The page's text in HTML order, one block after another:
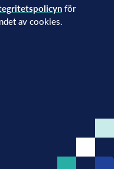
för
av cookies.